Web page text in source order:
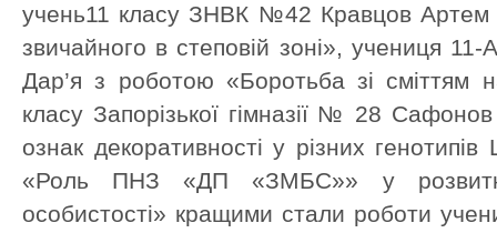
учень11 класу ЗНВК №42 Кравцов Артем
звичайного в степовій зоні», учениця
Дар’я з роботою «Боротьба зі сміттям
класу Запорізької гімназії № 28
ознак декоративності у різних
«Роль ПНЗ «ДП «ЗМБС»» у розвитку
особистості» кращими стали роботи